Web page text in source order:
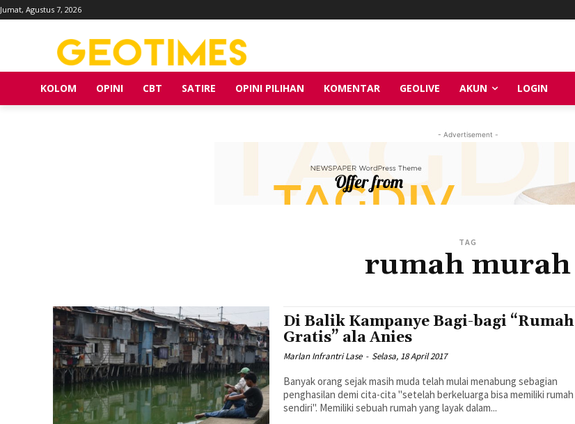
Jumat, Agustus 7, 2026
KOLOM OPINI CBT SATIRE OPINI PILIHAN KOMENTAR GEOLIVE AKUN LOGIN
- Advertisement -
TAG
rumah murah
Di Balik Kampanye Bagi-bagi “Rumah
Gratis” ala Anies
Marlan Infrantri Lase - Selasa, 18 April 2017
Banyak orang sejak masih muda telah mulai menabung sebagian
penghasilan demi cita-cita "setelah berkeluarga bisa memiliki rumah
sendiri". Memiliki sebuah rumah yang layak dalam...